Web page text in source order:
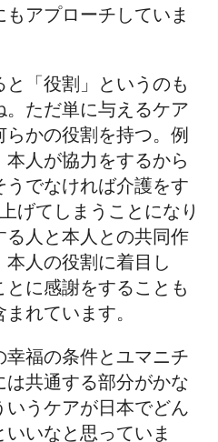
アプローチしていま
「役割」というのも
。ただ単に与えるケア
かの役割を持つ。例
人が協力をするから
でなければ介護をす
げてしまうことになり
る人と本人との共同作
人の役割に着目し
に感謝をすることも
れています。
福の条件とユマニチ
は共通する部分がかな
いうケアが日本でどん
いなと思っていま